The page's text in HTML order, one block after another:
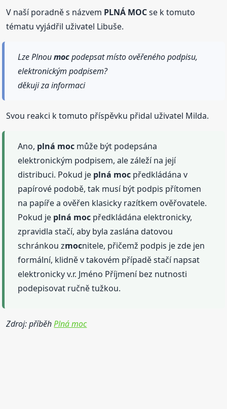
V naší poradně s názvem PLNÁ MOCse k tomuto
tématu vyjádřil uživatel Libuše.
Lze Plnoumocpodepsat místo ověřeného podpisu,
elektronickým podpisem?
děkuji za informaci
Svou reakci k tomuto příspěvku přidal uživatel Milda.
Ano, plná moc může být podepsána
elektronickým podpisem, ale záleží na její
distribuci. Pokud je plná moc předkládána v
papírové podobě, tak musí být podpis přítomen
na papíře a ověřen klasicky razítkem ověřovatele.
Pokud je plná moc předkládána elektronicky,
zpravidla stačí, aby byla zaslána datovou
schránkou zmocnitele, přičemž podpis je zde jen
formální, klidně v takovém případě stačí napsat
elektronicky v.r. Jméno Příjmení bez nutnosti
podepisovat ručně tužkou.
Zdroj: příběhPlná moc